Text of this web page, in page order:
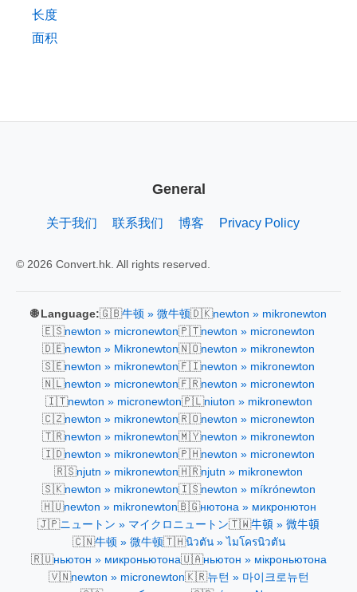
长度
面积
General
关于我们 联系我们 博客 Privacy Policy
© 2026 Convert.hk. All rights reserved.
🌐 Language:🇬🇧牛顿 » 微牛顿🇩🇰newton » mikronewton
🇪🇸newton » micronewton🇵🇹newton » micronewton
🇩🇪newton » Mikronewton🇳🇴newton » mikronewton
🇸🇪newton » mikronewton🇫🇮newton » mikronewton
🇳🇱newton » micronewton🇫🇷newton » micronewton
🇮🇹newton » micronewton🇵🇱niuton » mikronewton
🇨🇿newton » mikronewton🇷🇴newton » micronewton
🇹🇷newton » mikronewton🇲🇾newton » mikronewton
🇮🇩newton » mikronewton🇵🇭newton » micronewton
🇷🇸njutn » mikronewton🇭🇷njutn » mikronewton
🇸🇰newton » mikronewton🇮🇸newton » míkrónewton
🇭🇺newton » mikronewton🇧🇬нютона » микронютон
🇯🇵ニュートン » マイクロニュートン🇹🇼牛頓 » 微牛頓
🇨🇳牛顿 » 微牛顿🇹🇭นิวตัน » ไมโครนิวตัน
🇷🇺ньютон » микроньютона🇺🇦ньютон » мікроньютона
🇻🇳newton » micronewton🇰🇷뉴턴 » 마이크로뉴턴